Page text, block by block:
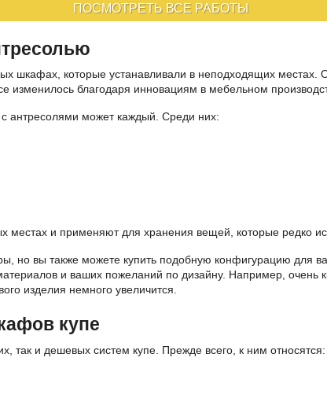
ПОСМОТРЕТЬ ВСЕ РАБОТЫ
шкафах, которые устанавливали в неподходящих местах.
изменилось благодаря инновациям в мебельном
антресолями может каждый. Среди них:
местах и применяют для хранения вещей, которые редко
но вы также можете купить подобную конфигурацию для
и ваших пожеланий по дизайну. Например, очень
изделия немного увеличится.
купе
так и дешевых систем купе. Прежде всего, к ним относятся: